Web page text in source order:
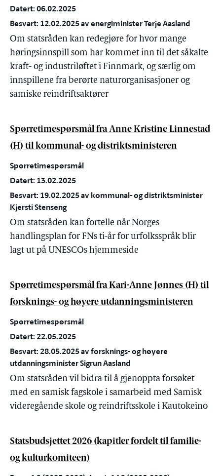
Datert: 06.02.2025
Besvart: 12.02.2025 av energiminister Terje Aasland
Om statsråden kan redegjøre for hvor mange
høringsinnspill som har kommet inn til det såkalte
kraft- og industriløftet i Finnmark, og særlig om
innspillene fra berørte naturorganisasjoner og
samiske reindriftsaktører
Spørretimespørsmål fra Anne Kristine Linnestad
(H) til kommunal- og distriktsministeren
Spørretimespørsmål
Datert: 13.02.2025
Besvart: 19.02.2025 av kommunal- og distriktsminister
Kjersti Stenseng
Om statsråden kan fortelle når Norges
handlingsplan for FNs ti-år for urfolksspråk blir
lagt ut på UNESCOs hjemmeside
Spørretimespørsmål fra Kari-Anne Jønnes (H) til
forsknings- og høyere utdanningsministeren
Spørretimespørsmål
Datert: 22.05.2025
Besvart: 28.05.2025 av forsknings- og høyere
utdanningsminister Sigrun Aasland
Om statsråden vil bidra til å gjenoppta forsøket
med en samisk fagskole i samarbeid med Samisk
videregående skole og reindriftsskole i Kautokeino
Statsbudsjettet 2026 (kapitler fordelt til familie-
og kulturkomiteen)